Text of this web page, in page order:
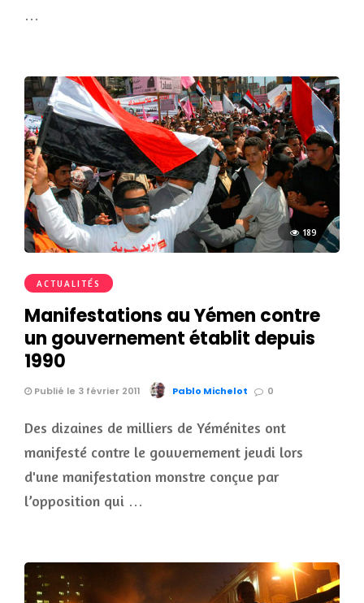
…
189
ACTUALITÉS
Manifestations au Yémen contre
un gouvernement établit depuis
1990
Publié le 3 février 2011 Pablo Michelot 0
Des dizaines de milliers de Yéménites ont
manifesté contre le gouvernement jeudi lors
d'une manifestation monstre conçue par
l’opposition qui …